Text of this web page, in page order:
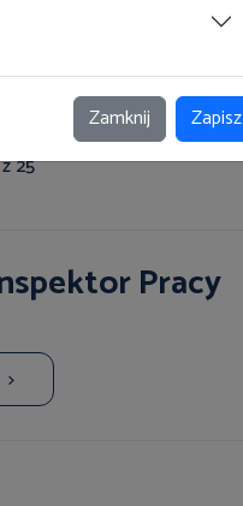
21 22 23
25
Pracy
Zamknij Zapisz